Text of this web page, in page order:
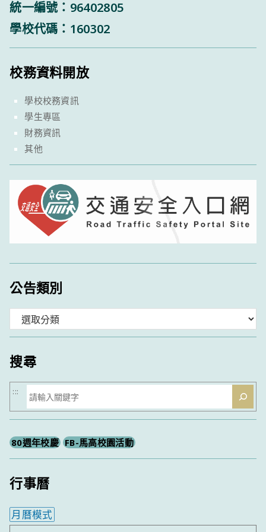
統一編號：96402805
學校代碼：160302
校務資料開放
學校校務資訊
學生專區
財務資訊
其他
公告類別
類
搜尋
搜
尋
:::
80週年校慶 FB-馬高校園活動
行事曆
月曆模式